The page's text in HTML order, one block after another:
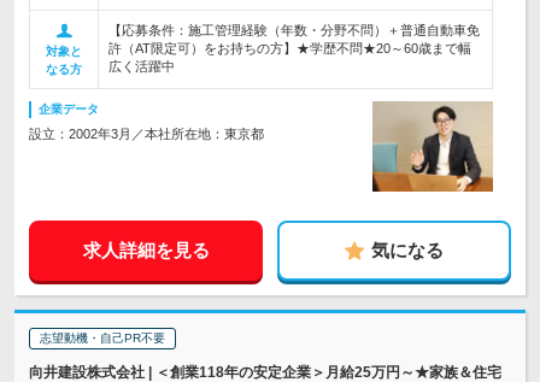
対象と
なる方
【応募条件：施工管理経験（年数・分野不問）＋普通自動車免
許（AT限定可）をお持ちの方】★学歴不問★20～60歳まで幅
広く活躍中
企業データ
設立：2002年3月／本社所在地：東京都
求人詳細を見る 気になる
志望動機・自己PR不要
向井建設株式会社 | ＜創業118年の安定企業＞月給25万円～★家族＆住宅